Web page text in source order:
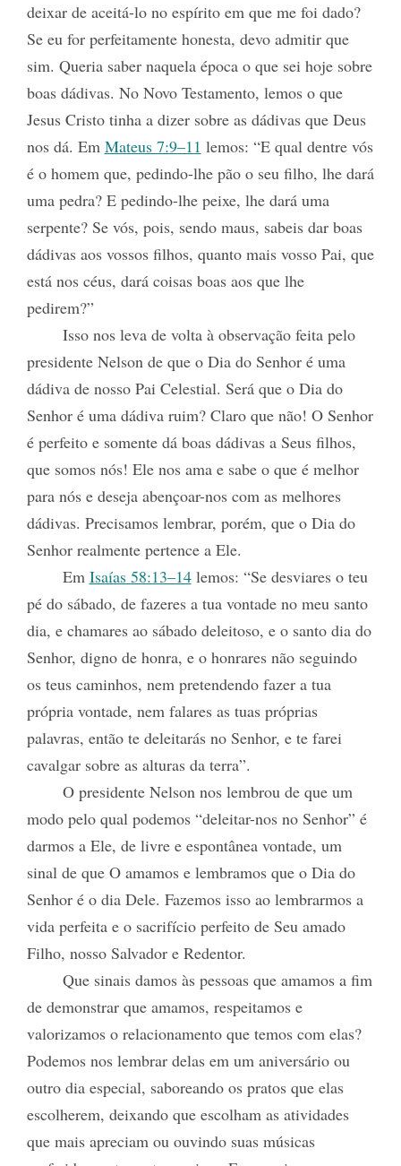
deixar de aceitá-lo no espírito em que me foi dado?
Se eu for perfeitamente honesta, devo admitir que
sim. Queria saber naquela época o que sei hoje sobre
boas dádivas. No Novo Testamento, lemos o que
Jesus Cristo tinha a dizer sobre as dádivas que Deus
nos dá. Em Mateus 7:9–11 lemos: “E qual dentre vós
é o homem que, pedindo-lhe pão o seu filho, lhe dará
uma pedra? E pedindo-lhe peixe, lhe dará uma
serpente? Se vós, pois, sendo maus, sabeis dar boas
dádivas aos vossos filhos, quanto mais vosso Pai, que
está nos céus, dará coisas boas aos que lhe
pedirem?”
Isso nos leva de volta à observação feita pelo
presidente Nelson de que o Dia do Senhor é uma
dádiva de nosso Pai Celestial. Será que o Dia do
Senhor é uma dádiva ruim? Claro que não! O Senhor
é perfeito e somente dá boas dádivas a Seus filhos,
que somos nós! Ele nos ama e sabe o que é melhor
para nós e deseja abençoar-nos com as melhores
dádivas. Precisamos lembrar, porém, que o Dia do
Senhor realmente pertence a Ele.
Em Isaías 58:13–14lemos: “Se desviares o teu
pé do sábado, de fazeres a tua vontade no meu santo
dia, e chamares ao sábado deleitoso, e o santo dia do
Senhor, digno de honra, e o honrares não seguindo
os teus caminhos, nem pretendendo fazer a tua
própria vontade, nem falares as tuas próprias
palavras, então te deleitarás no Senhor, e te farei
cavalgar sobre as alturas da terra”.
O presidente Nelson nos lembrou de que um
modo pelo qual podemos “deleitar-nos no Senhor” é
darmos a Ele, de livre e espontânea vontade, um
sinal de que O amamos e lembramos que o Dia do
Senhor é o dia Dele. Fazemos isso ao lembrarmos a
vida perfeita e o sacrifício perfeito de Seu amado
Filho, nosso Salvador e Redentor.
Que sinais damos às pessoas que amamos a fim
de demonstrar que amamos, respeitamos e
valorizamos o relacionamento que temos com elas?
Podemos nos lembrar delas em um aniversário ou
outro dia especial, saboreando os pratos que elas
escolherem, deixando que escolham as atividades
que mais apreciam ou ouvindo suas músicas